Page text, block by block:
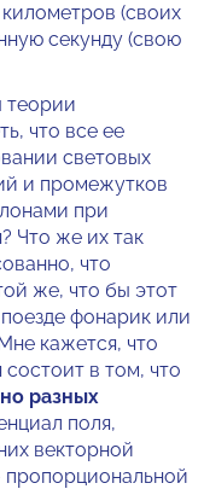
(своих
секунду (свою
теории
что все ее
световых
и промежутков
при
Что же их так
что
же, что бы этот
фонарик или
кажется, что
состоит в том, что
разных
поля,
векторной